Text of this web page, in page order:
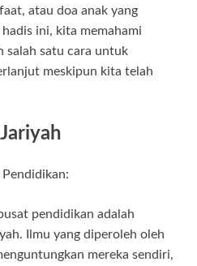
atau doa anak yang
ini, kita memahami
salah satu cara untuk
meskipun kita telah
Pendidikan:
pendidikan adalah
Ilmu yang diperoleh oleh
mereka sendiri,